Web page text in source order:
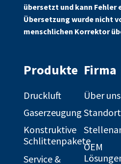
übersetzt und kann Fehler
Übersetzung wurde nicht
menschlichen Korrektor
Produkte
Druckluft
Gaserzeugung
Konstruktive
Schlittenpakete
Service &
Firma
Über uns
OEM